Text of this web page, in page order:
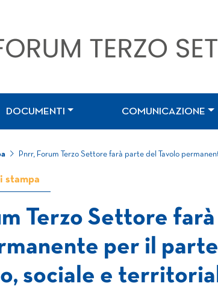
DOCUMENTI COMUNICAZIONE
Pnrr, Forum Terzo Settore farà parte del Tavolo
stampa
Terzo Settore
per il
sociale e